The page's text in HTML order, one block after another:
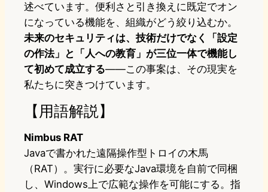
述べています。便利さと引き換えに既定でオン
になっている機能を、組織がどう絞り込むか。
未来のセキュリティは、技術だけでなく「設定
の作法」と「人への教育」が三位一体で機能し
て初めて成立する——この事案は、その現実を
私たちに突きつけています。
【用語解説】
Nimbus RAT
Javaで書かれた遠隔操作型トロイの木馬
（RAT）。実行に必要なJava環境を自前で同梱
し、Windows上で広範な操作を可能にする。指